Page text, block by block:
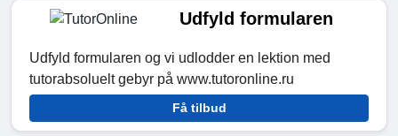
Udfyld formularen
Udfyld formularen og vi udlodder en lektion med
tutorabsoluelt gebyr på www.tutoronline.ru
Få tilbud